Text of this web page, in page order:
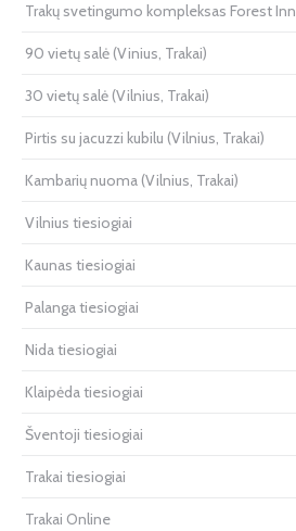
Trakų svetingumo kompleksas Forest Inn
90 vietų salė (Vinius, Trakai)
30 vietų salė (Vilnius, Trakai)
Pirtis su jacuzzi kubilu (Vilnius, Trakai)
Kambarių nuoma (Vilnius, Trakai)
Vilnius tiesiogiai
Kaunas tiesiogiai
Palanga tiesiogiai
Nida tiesiogiai
Klaipėda tiesiogiai
Šventoji tiesiogiai
Trakai tiesiogiai
Trakai Online